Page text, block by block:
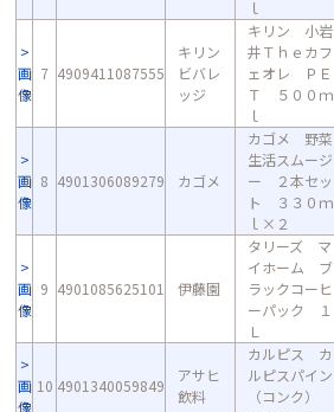
ｌ
画
像
7 4909411087555
キリン
ビバレ
ッジ
キリン 小岩
井Ｔｈｅカフ
ェオレ ＰＥ
Ｔ ５００ｍ
ｌ
画
像
8 4901306089279 カゴメ
カゴメ 野菜
生活スムージ
ー ２本セッ
ト ３３０ｍ
ｌ×２
画
像
9 4901085625101 伊藤園
タリーズ マ
イホーム ブ
ラックコーヒ
ーパック １
Ｌ
画
像
10 4901340059849
アサヒ
飲料
カルピス カ
ルピスパイン
（コンク）